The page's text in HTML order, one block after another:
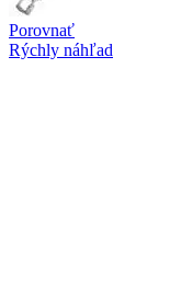
Porovnať
Rýchly náhľad